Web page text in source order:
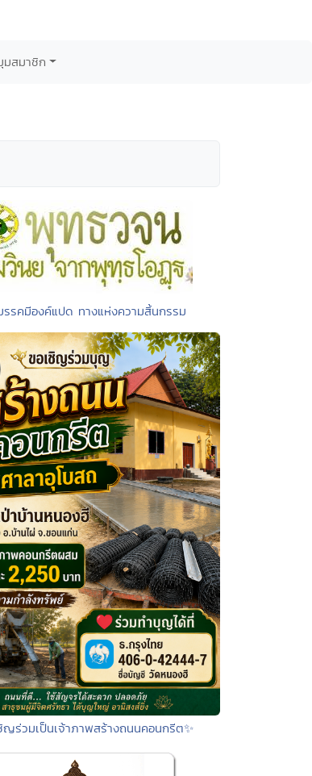
มสมาชิก
รรคมีองค์แปด ทางแห่งความสิ้นกรรม
ญร่วมเป็นเจ้าภาพสร้างถนนคอนกรีต✨